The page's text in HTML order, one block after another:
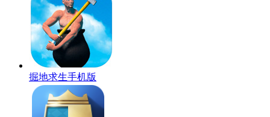
掘地求生手机版